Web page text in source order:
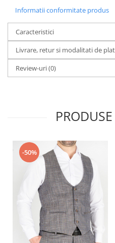
Informatii conformitate produs
Caracteristici
Livrare, retur si modalitati de
Review-uri(0)
-50%